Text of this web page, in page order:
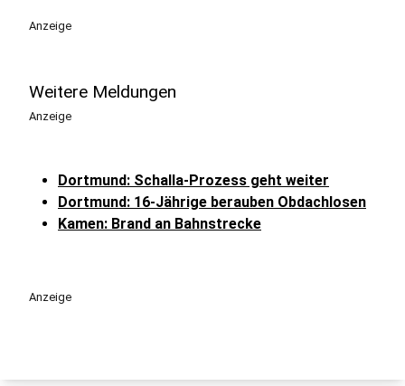
Anzeige
Weitere Meldungen
Anzeige
Dortmund: Schalla-Prozess geht weiter
Dortmund: 16-Jährige berauben Obdachlosen
Kamen: Brand an Bahnstrecke
Anzeige